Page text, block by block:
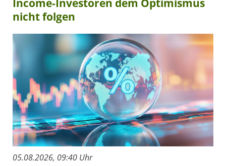
Income-Investoren dem Optimismus
nicht folgen
05.08.2026, 09:40 Uhr